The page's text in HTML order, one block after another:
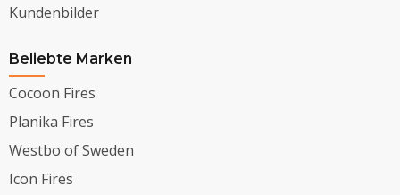
Kundenbilder
Beliebte Marken
Cocoon Fires
Planika Fires
Westbo of Sweden
Icon Fires